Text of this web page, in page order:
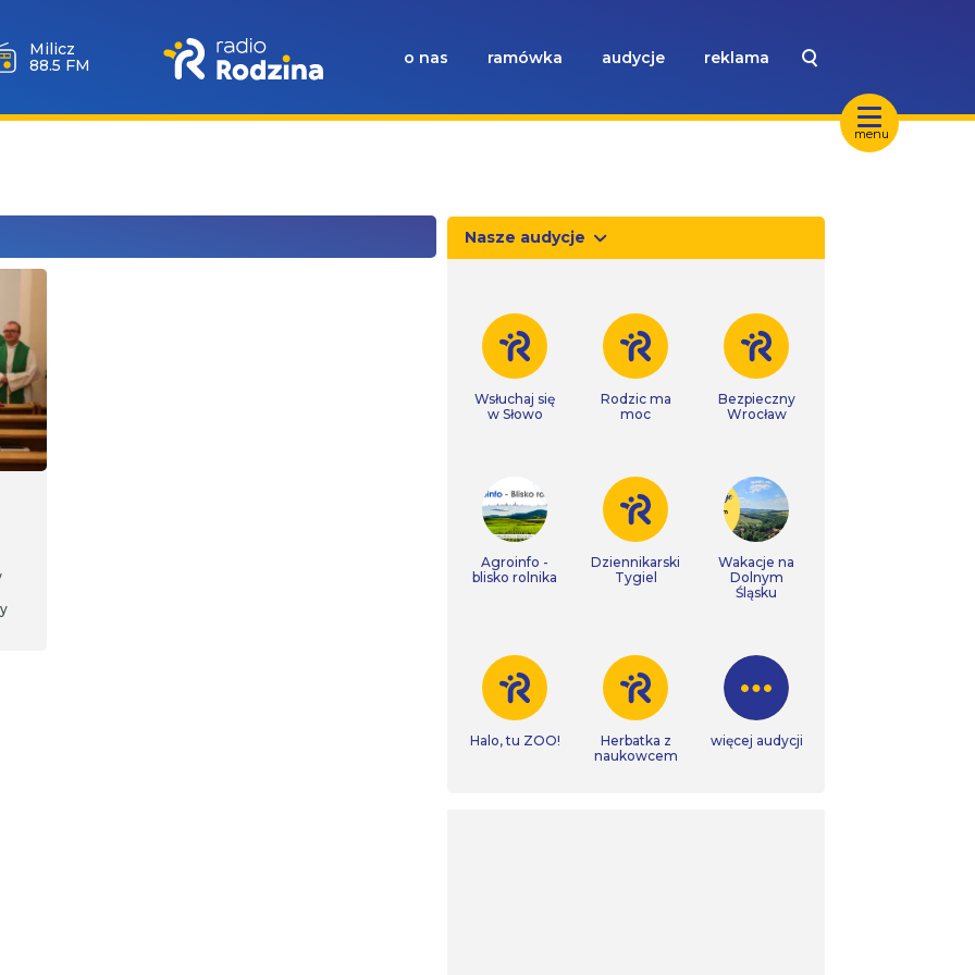
menu
Milicz
88.5 FM
o nas ramówka audycje reklama
Nasze audycje
Wsłuchaj się
w Słowo
Rodzic ma
moc
Bezpieczny
Wrocław
Agroinfo -
blisko rolnika
Dziennikarski
Tygiel
Wakacje na
Dolnym
Śląsku
Halo, tu ZOO!
Herbatka z
naukowcem
więcej audycji